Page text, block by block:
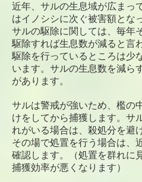
近年、サルの生息域が広まっ
はイノシシに次ぐ被害額とな
サルの駆除に関しては、毎年
駆除すれば生息数が減ると言
駆除を行っているところは少
います。サルの生息数を減ら
があります。
サルは警戒が強いため、檻の
けをしてから捕獲します。 サ
れがいる場合は、殺処分を避
その場で処置を行う場合は、
確認します。（処置を群れに
捕獲効率が悪くなります）